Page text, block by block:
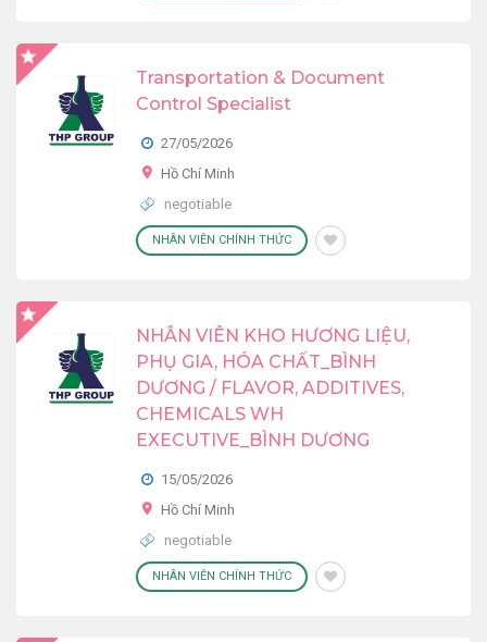
Transportation & Document
Control Specialist
27/05/2026
Hồ Chí Minh
negotiable
NHÂN VIÊN CHÍNH THỨC
NHÂN VIÊN KHO HƯƠNG LIỆU,
PHỤ GIA, HÓA CHẤT_BÌNH
DƯƠNG / FLAVOR, ADDITIVES,
CHEMICALS WH
EXECUTIVE_BÌNH DƯƠNG
15/05/2026
Hồ Chí Minh
negotiable
NHÂN VIÊN CHÍNH THỨC